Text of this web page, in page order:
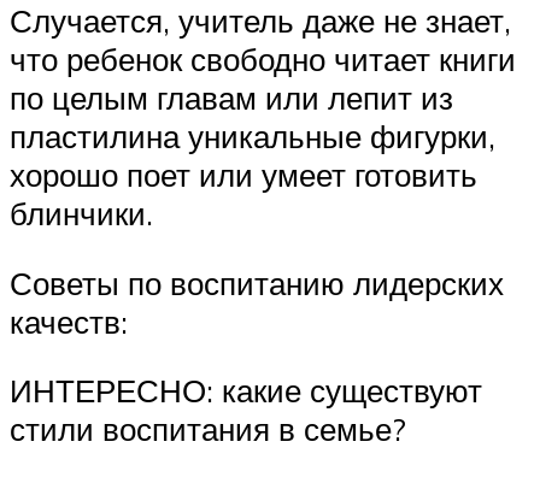
Случается, учитель даже не знает,
что ребенок свободно читает книги
по целым главам или лепит из
пластилина уникальные фигурки,
хорошо поет или умеет готовить
блинчики.
Советы по воспитанию лидерских
качеств:
ИНТЕРЕСНО: какие существуют
стили воспитания в семье?